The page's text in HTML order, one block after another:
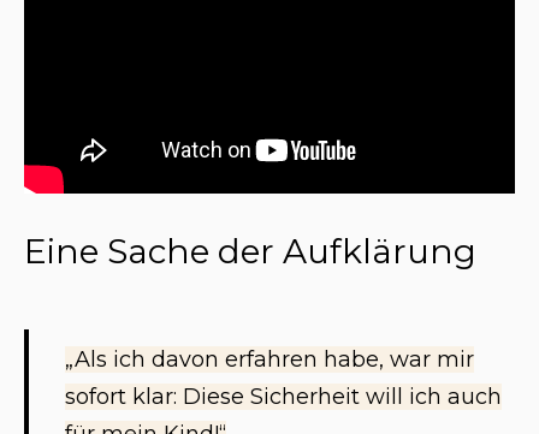
Eine Sache der Aufklärung
„Als ich davon erfahren habe, war mir
sofort klar: Diese Sicherheit will ich auch